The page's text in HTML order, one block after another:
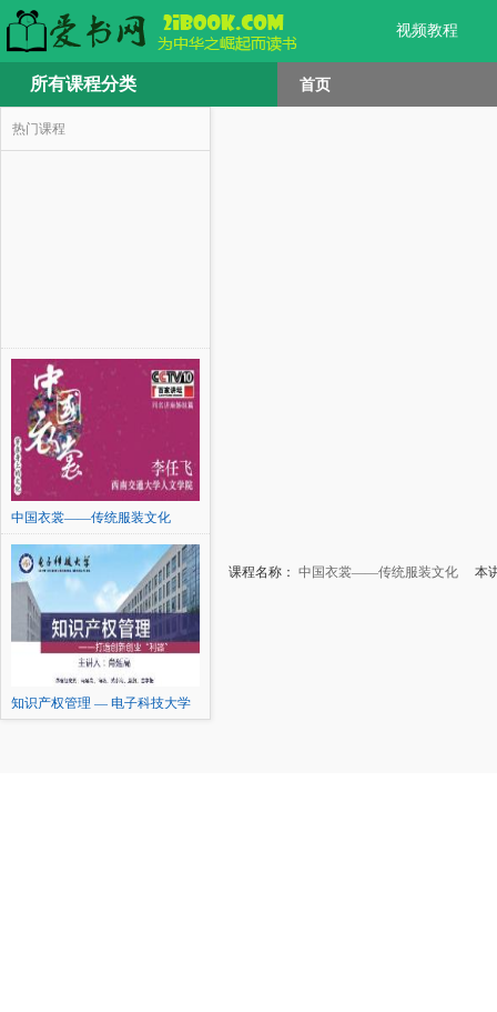
视频教程
所有课程分类 首页
热门课程
中国衣裳——传统服装文化
知识产权管理 — 电子科技大学
课程名称： 中国衣裳——传统服装文化 本讲